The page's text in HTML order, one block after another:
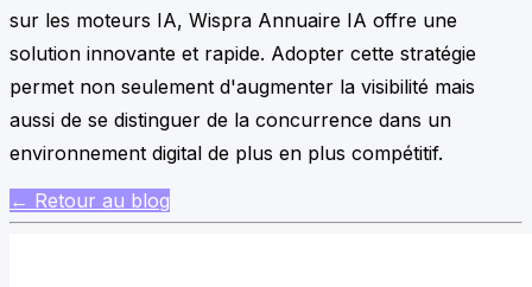
sur les moteurs IA, Wispra Annuaire IA offre une
solution innovante et rapide. Adopter cette stratégie
permet non seulement d'augmenter la visibilité mais
aussi de se distinguer de la concurrence dans un
environnement digital de plus en plus compétitif.
← Retour au blog